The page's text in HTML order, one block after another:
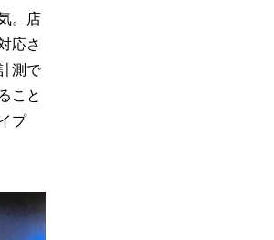
。店
応さ
測で
こと
プ